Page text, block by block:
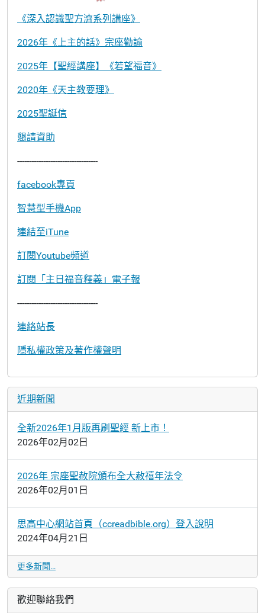
《深入認識聖方濟系列講座》
2026年《上主的話》宗座勸諭
2025年【聖經講座】《若望福音》
2020年《天主教要理》
2025聖誕信
懇請資助
----------------------------------
facebook專頁
智慧型手機App
連結至iTune
訂閱Youtube頻道
訂閱「主日福音釋義」電子報
----------------------------------
連絡站長
隱私權政策及著作權聲明
近期新聞
全新2026年1月版再刷聖經 新上市！
2026年02月02日
2026年 宗座聖赦院頒布全大赦禧年法令
2026年02月01日
思高中心網站首頁（ccreadbible.org）登入說明
2024年04月21日
更多新聞…
歡迎聯絡我們